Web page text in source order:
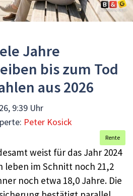
Jahre
bis zum Tod
aus 2026
9:39 Uhr
Peter Kosick
Rente
weist für das Jahr 2024
leben im Schnitt noch 21,2
noch etwa 18,0 Jahre. Die